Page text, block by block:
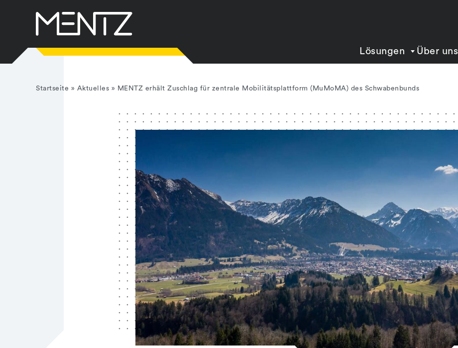
springen
Lösungen
Über uns
Startseite » Aktuelles » MENTZ erhält Zuschlag für zentrale Mobilitätsplattform (MuMoMA) des Schwabenbunds